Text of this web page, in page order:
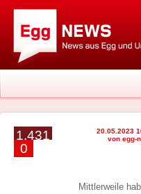
1.431
0
20.05.2023
von egg-
Mittlerweile